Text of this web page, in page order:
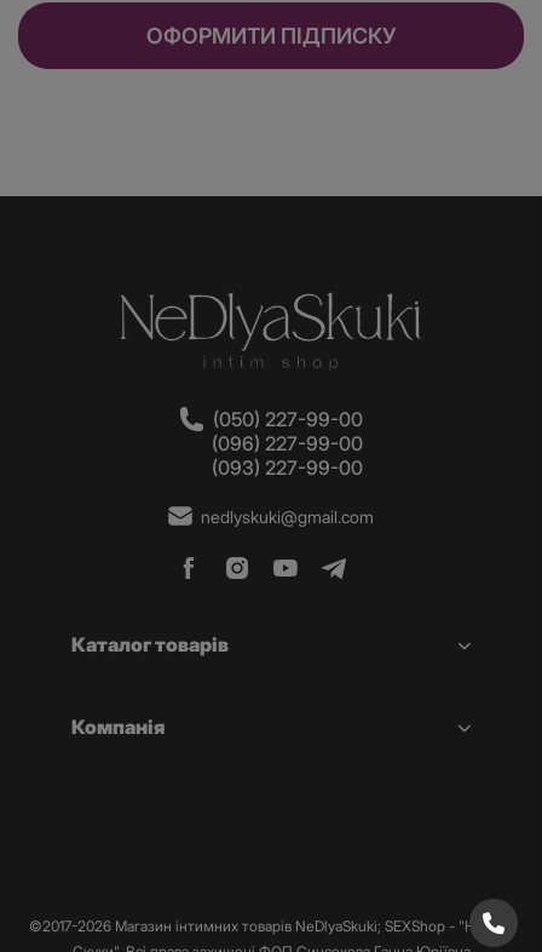
ОФОРМИТИ ПІДПИСКУ
(050) 227-99-00
(096) 227-99-00
(093) 227-99-00
nedlyskuki@gmail.com
Каталог товарів
Компанія
©2017-2026 Магазин інтимних товарів NeDlyaSkuki; SEXShop - "Не Для